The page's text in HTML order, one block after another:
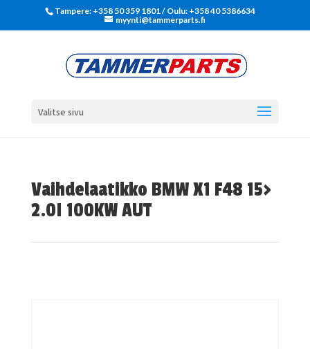
Tampere: +358 50 359 1801‬ / Oulu: +358 40 5386634
myynti@tammerparts.fi
Valitse sivu
Vaihdelaatikko BMW X1 F48 15>
2.0I 100KW AUT